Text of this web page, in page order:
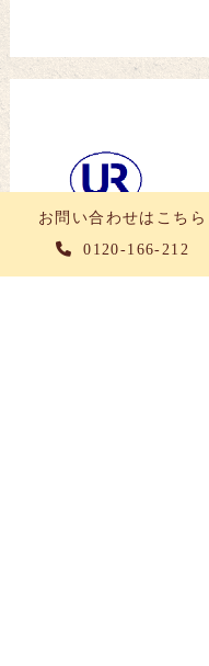
お問い合わせはこちら
0120-166-212